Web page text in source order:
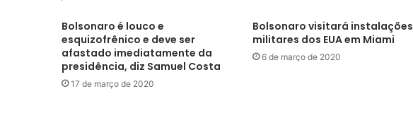
Bolsonaro é louco e
esquizofrênico e deve ser
afastado imediatamente da
presidência, diz Samuel Costa
17 de março de 2020
Bolsonaro visitará instalações
militares dos EUA em Miami
6 de março de 2020